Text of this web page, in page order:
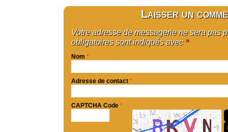
Laisser un
Votre adresse de messagerie ne sera pas
obligatoires sont indiqués avec *
Nom *
Adresse de contact *
CAPTCHA Code *